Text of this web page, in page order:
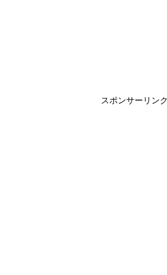
スポンサーリンク